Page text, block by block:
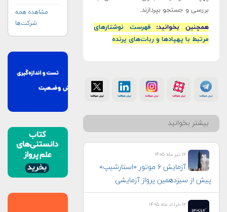
بررسی و جستجو بپردازند.
همچنین بخوانید:
فهرست نوشتارهای
مرتبط با پهپادها و ربات‌های پرنده
بیشتر بخوانید
۱۲ تیر ماه ۱۴۰۵
آزمایش ۶ موتور «استارشیپ»
پیش از سیزدهمین پرواز آزمایشی
۱۲ خرداد ماه ۱۴۰۵
مشاهده همه
شرکت‌ها